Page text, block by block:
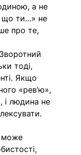
а не
що ти…» не
про те,
Зворотний
тоді,
Якщо
«рев’ю»,
і людина не
може